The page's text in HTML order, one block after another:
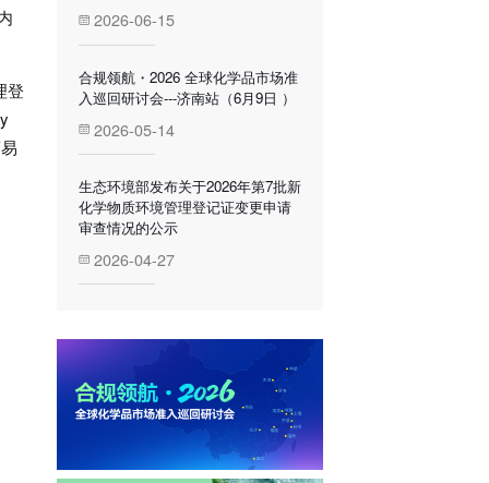
登
2026-06-15
合规领航・2026 全球化学品市场准
入巡回研讨会---济南站（6月9日 ）
2026-05-14
生态环境部发布关于2026年第7批新
化学物质环境管理登记证变更申请
审查情况的公示
2026-04-27